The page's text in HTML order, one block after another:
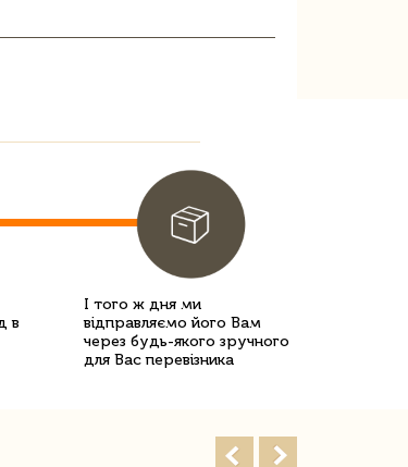
в
І того ж дня ми
відправляємо його Вам
через будь-якого зручного
для Вас перевізника